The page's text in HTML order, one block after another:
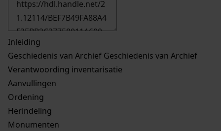
Inleiding
Geschiedenis van Archief Geschiedenis van Archief
Verantwoording inventarisatie
Aanvullingen
Ordening
Herindeling
Monumenten